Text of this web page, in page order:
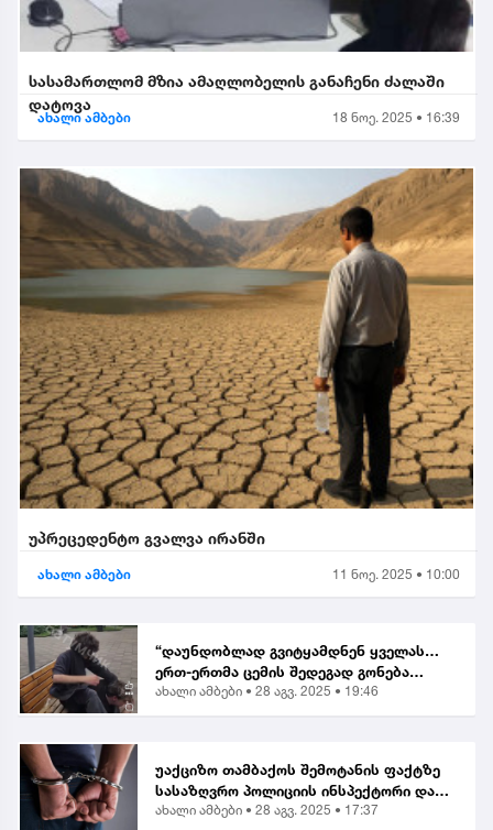
სასამართლომ მზია ამაღლობელის განაჩენი ძალაში
დატოვა
ახალი ამბები 18 ნოე. 2025 • 16:39
უპრეცედენტო გვალვა ირანში
ახალი ამბები 11 ნოე. 2025 • 10:00
“დაუნდობლად გვიტყამდნენ ყველას…
ერთ-ერთმა ცემის შედეგად გონება
დაკარგა” | მოქალაქე ბათუმში მომხდარ
ახალი ამბები • 28 აგვ. 2025 • 19:46
უაქციზო თამბაქოს შემოტანის ფაქტზე
სასაზღვრო პოლიციის ინსპექტორი და
ერთი პირი დააკავეს
ახალი ამბები • 28 აგვ. 2025 • 17:37